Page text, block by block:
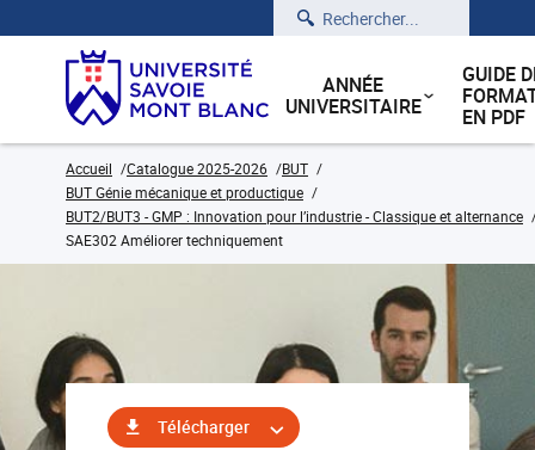
Rechercher
ANNÉE
UNIVERSITAIRE
GUIDE
EN PDF
Accueil Catalogue 2025-2026
BUT
BUT Génie mécanique et productique
BUT2/BUT3 - GMP : Innovation pour l’industrie - Classique et alternance
SAE302 Améliorer techniquement
Télécharger